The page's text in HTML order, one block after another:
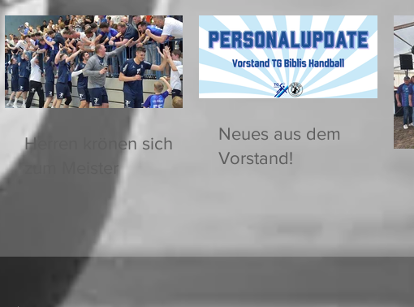
Herren krönen sich
zum Meister
Neues aus dem
Vorstand!